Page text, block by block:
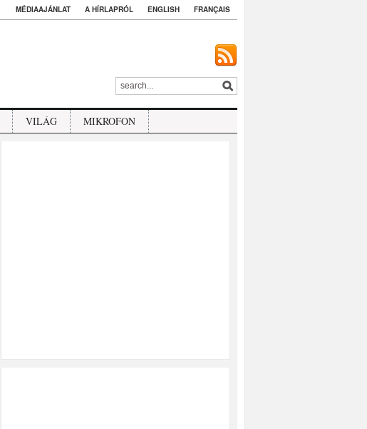
MÉDIAAJÁNLAT A HÍRLAPRÓL ENGLISH FRANÇAIS
VILÁG MIKROFON